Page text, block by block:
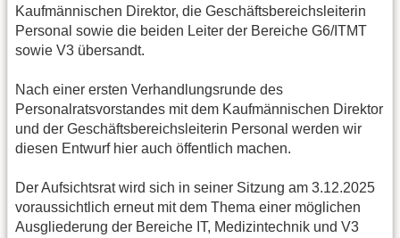
Kaufmännischen Direktor, die Geschäftsbereichsleiterin
Personal sowie die beiden Leiter der Bereiche G6/ITMT
sowie V3 übersandt.
Nach einer ersten Verhandlungsrunde des
Personalratsvorstandes mit dem Kaufmännischen Direktor
und der Geschäftsbereichsleiterin Personal werden wir
diesen Entwurf hier auch öffentlich machen.
Der Aufsichtsrat wird sich in seiner Sitzung am 3.12.2025
voraussichtlich erneut mit dem Thema einer möglichen
Ausgliederung der Bereiche IT, Medizintechnik und V3